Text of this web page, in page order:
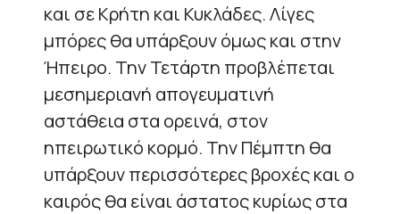
και σε Κρήτη και Κυκλάδες. Λίγες
μπόρες θα υπάρξουν όμως και στην
Ήπειρο. Την Τετάρτη προβλέπεται
μεσημεριανή απογευματινή
αστάθεια στα ορεινά, στον
ηπειρωτικό κορμό. Την Πέμπτη θα
υπάρξουν περισσότερες βροχές και ο
καιρός θα είναι άστατος κυρίως στα